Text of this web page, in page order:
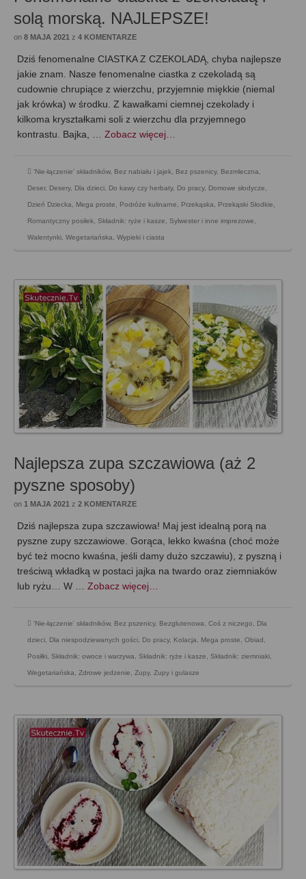
solą morską. NAJLEPSZE!
on 8 MAJA 2021 z 4 KOMENTARZE
Dziś fenomenalne CIASTKA Z CZEKOLADĄ, chyba najlepsze
jakie znam. Nasze fenomenalne ciastka z czekoladą są
cudownie chrupiące z wierzchu, przyjemnie miękkie (niemal
jak krówka) w środku. Z kawałkami ciemnej czekolady i
kilkoma kryształkami soli z wierzchu dla przyjemnego
kontrastu. Bajka, … Zobacz więcej…
'Nie-łączenie' składników, Bez nabiału i jajek, Bez pszenicy, Bezmleczna,
Deser, Desery, Dla dzieci, Do kawy czy herbaty, Do pracy, Domowe słodycze,
Dzień Dziecka, Mega proste, Podróże kulinarne, Przekąska, Przekąski Słodkie,
Romantyczny posiłek, Składnik: ryże i kasze, Sylwester i inne imprezowe,
Walentynki, Wegetariańska, Wypieki i ciasta
Najlepsza zupa szczawiowa (aż 2
pyszne sposoby)
on 1 MAJA 2021 z 2 KOMENTARZE
Dziś najlepsza zupa szczawiowa! Maj jest idealną porą na
pyszne zupy szczawiowe. Gorąca, lekko kwaśna (choć może
być też mocno kwaśna, jeśli damy dużo szczawiu), z pyszną i
treściwą wkładką w postaci jajka na twardo oraz ziemniaków
lub ryżu… W … Zobacz więcej…
'Nie-łączenie' składników, Bez pszenicy, Bezglutenowa, Coś z niczego, Dla
dzieci, Dla niespodziewanych gości, Do pracy, Kolacja, Mega proste, Obiad ,
Posiłki, Składnik: owoce i warzywa, Składnik: ryże i kasze, Składnik: ziemniaki,
Wegetariańska, Zdrowe jedzenie, Zupy, Zupy i gulasze